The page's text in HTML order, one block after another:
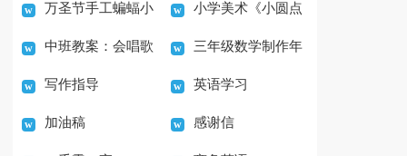
意思 套如何制作
万圣节手工蝙蝠小
装饰的制作教程
小学美术《小圆点
的魅力》教案
中班教案：会唱歌
的生日蛋糕
三年级数学制作年
历教案
写作指导 英语学习
加油稿 感谢信